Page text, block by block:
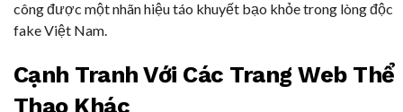
công được một nhãn hiệu táo khuyết bạo khỏe trong lòng độc
fake Việt Nam.
Cạnh Tranh Với Các Trang Web Thể
Thao Khác